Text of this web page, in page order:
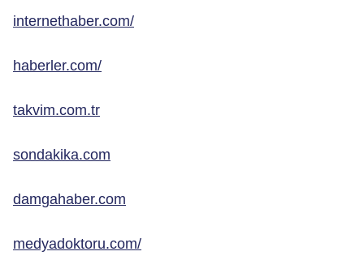
internethaber.com/
haberler.com/
takvim.com.tr
sondakika.com
damgahaber.com
medyadoktoru.com/